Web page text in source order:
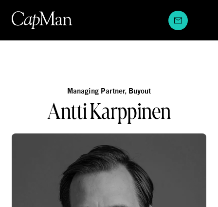
sisältöön
Managing Partner, Buyout
Antti Karppinen